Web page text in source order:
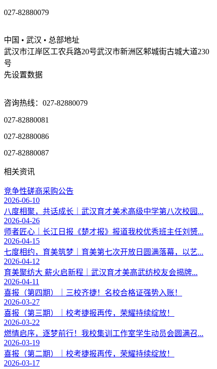
027-82880079
中国 • 武汉 • 总部地址
武汉市江岸区工农兵路20号武汉市新洲区邾城街古城大道230
号
先设置数据
咨询热线：027-82880079
027-82880081
027-82880086
027-82880087
相关资讯
竞争性磋商采购公告
2026-06-10
八度相聚，共话成长｜武汉育才美术高级中学第八次校园...
2026-04-26
师者匠心｜长江日报《楚才报》报道我校优秀班主任刘赟...
2026-04-15
七度相约，育美筑梦｜育美第七次开放日圆满落幕，以艺...
2026-04-12
育美聚纺大 薪火启新程｜武汉育才美高武纺校友会揭牌...
2026-04-11
喜报（第四期）｜三校齐捷！名校合格证强势入账！
2026-03-27
喜报（第三期）｜校考捷报再传，荣耀持续绽放！
2026-03-22
燃情启序，逐梦前行！我校集训工作室学生动员会圆满召...
2026-03-19
喜报（第二期）｜校考捷报再传，荣耀持续绽放！
2026-03-17